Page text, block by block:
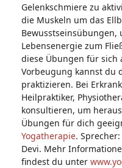
Gelenkschmiere zu
die Muskeln um das
Bewusstseinsübungen,
Lebensenergie zum
diese Übungen für sich
Vorbeugung kannst du
praktizieren. Bei
Heilpraktiker,
konsultieren, um
Übungen für dich
Yogatherapie.
Devi. Mehr
findest du unter